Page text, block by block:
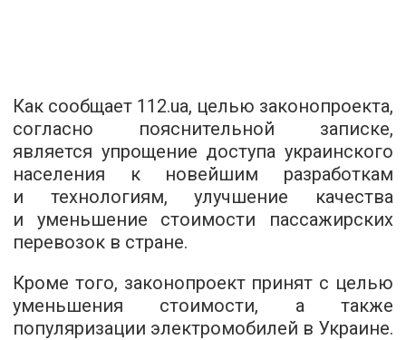
Как сообщает 112.ua, целью законопроекта,
согласно пояснительной записке,
является упрощение доступа украинского
населения к новейшим разработкам
и технологиям, улучшение качества
и уменьшение стоимости пассажирских
перевозок в стране.
Кроме того, законопроект принят с целью
уменьшения стоимости, а также
популяризации электромобилей в Украине.